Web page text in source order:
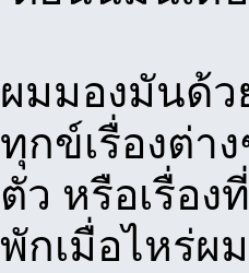
ผมมองมันด้ว
ทุกข์เรื่องต่า
ตัว หรือเรื่อง
พักเมื่อไหร่ผ